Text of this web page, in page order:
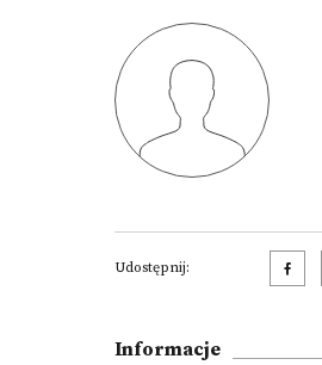
Udostępnij:
Informacje